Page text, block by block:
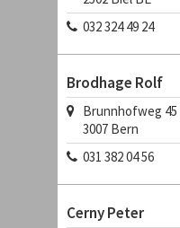
032 324 49 24
Brodhage Rolf
Brunnhofweg 45
3007 Bern
031 382 04 56
Cerny Peter